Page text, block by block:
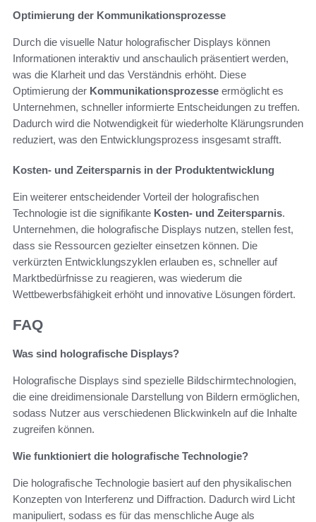
Optimierung der Kommunikationsprozesse
Durch die visuelle Natur holografischer Displays können
Informationen interaktiv und anschaulich präsentiert werden,
was die Klarheit und das Verständnis erhöht. Diese
Optimierung der Kommunikationsprozesse ermöglicht es
Unternehmen, schneller informierte Entscheidungen zu treffen.
Dadurch wird die Notwendigkeit für wiederholte Klärungsrunden
reduziert, was den Entwicklungsprozess insgesamt strafft.
Kosten- und Zeitersparnis in der Produktentwicklung
Ein weiterer entscheidender Vorteil der holografischen
Technologie ist die signifikante Kosten- und Zeitersparnis.
Unternehmen, die holografische Displays nutzen, stellen fest,
dass sie Ressourcen gezielter einsetzen können. Die
verkürzten Entwicklungszyklen erlauben es, schneller auf
Marktbedürfnisse zu reagieren, was wiederum die
Wettbewerbsfähigkeit erhöht und innovative Lösungen fördert.
FAQ
Was sind holografische Displays?
Holografische Displays sind spezielle Bildschirmtechnologien,
die eine dreidimensionale Darstellung von Bildern ermöglichen,
sodass Nutzer aus verschiedenen Blickwinkeln auf die Inhalte
zugreifen können.
Wie funktioniert die holografische Technologie?
Die holografische Technologie basiert auf den physikalischen
Konzepten von Interferenz und Diffraction. Dadurch wird Licht
manipuliert, sodass es für das menschliche Auge als